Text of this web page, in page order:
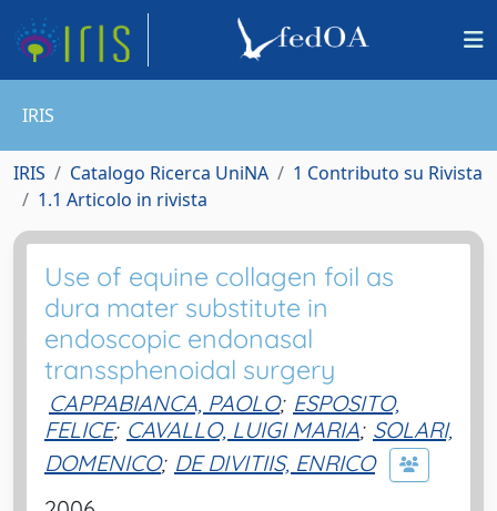
IRIS
IRIS Catalogo Ricerca UniNA
1 Contributo su Rivista
1.1 Articolo in rivista
Use of equine collagen foil as
dura mater substitute in
endoscopic endonasal
transsphenoidal surgery
CAPPABIANCA, PAOLO; ESPOSITO,
FELICE; CAVALLO, LUIGI MARIA; SOLARI,
DOMENICO; DE DIVITIIS, ENRICO